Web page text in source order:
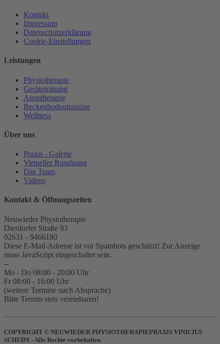
Kontakt
Impressum
Datenschutzerklärung
Cookie-Einstellungen
Leistungen
Physiotherapie
Gerätetraining
Atemtherapie
Beckenbodentraining
Wellness
Über uns
Praxis - Galerie
Virtueller Rundgang
Das Team
Videos
Kontakt & Öffnungszeiten
Neuwieder Physiotherapie
Dierdorfer Straße 93
02631 - 9466180
Diese E-Mail-Adresse ist vor Spambots geschützt! Zur Anzeige
muss JavaScript eingeschaltet sein.
--
Mo - Do 08:00 - 20:00 Uhr
Fr 08:00 - 16:00 Uhr
(weitere Termine nach Absprache)
Bitte Termin stets vereinbaren!
COPYRIGHT © NEUWIEDER PHYSIOTHERAPIEPRAXIS VINICIUS
SCHUDY - Alle Rechte vorbehalten